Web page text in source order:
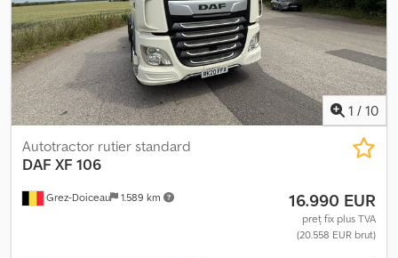
1 / 10
Grez-Doiceau 1.589 km
Autotractor rutier standard
DAF XF 106
16.990 EUR
preț fix plus TVA
(20.558 EUR brut)